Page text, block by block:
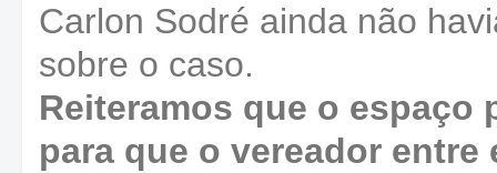
Carlon Sodré ainda não
sobre o caso.
Reiteramos que o espaço
para que o vereador